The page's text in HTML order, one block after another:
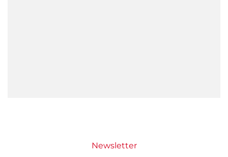
Newsletter